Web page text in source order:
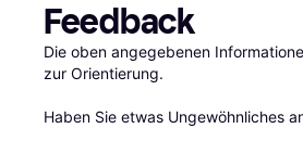
Feedback
Die oben angegebenen
zur Orientierung.
Haben Sie etwas Ungewöhnliches